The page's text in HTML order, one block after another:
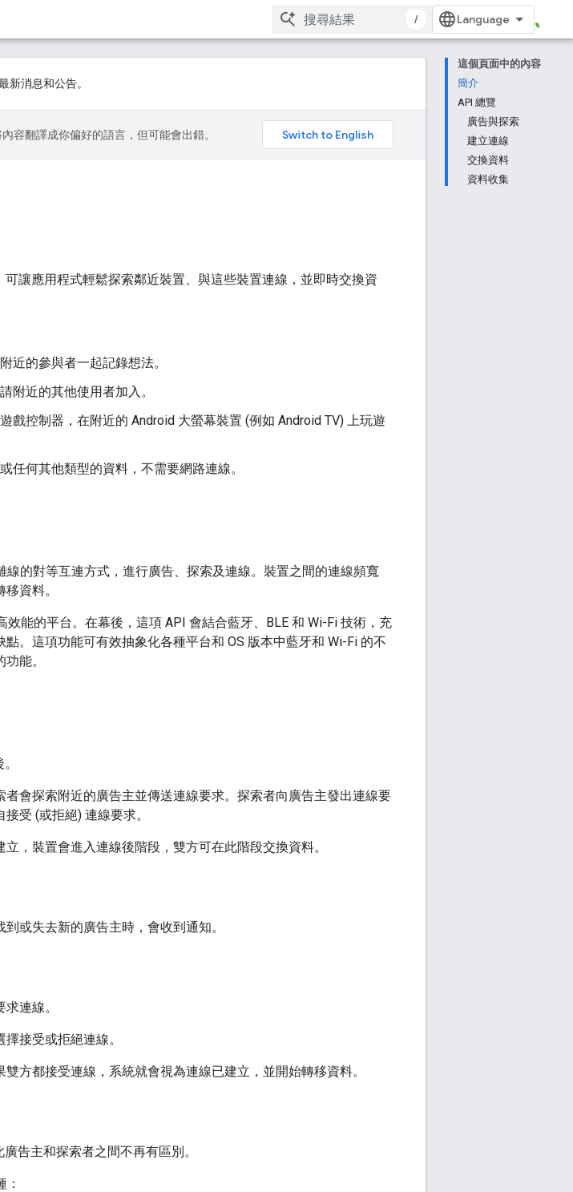
/
這個頁面中的內容
簡介
API 總覽
廣告與探索
建立連線
交換資料
資料收集
新消息和公告。
容翻譯成你偏好的語言，但可能會出錯。
讓應用程式輕鬆探索鄰近裝置、與這些裝置連線，並即時交換資
近的參與者一起記錄想法。
附近的其他使用者加入。
戲控制器，在附近的 Android 大螢幕裝置 (例如 Android TV) 上玩遊
任何其他類型的資料，不需要網路連線。
線的對等互連方式，進行廣告、探索及連線。裝置之間的連線頻寬
資料。
能的平台。在幕後，這項 API 會結合藍牙、BLE 和 Wi-Fi 技術，充
。這項功能可有效抽象化各種平台和 OS 版本中藍牙和 Wi-Fi 的不
能。
會探索附近的廣告主並傳送連線要求。探索者向廣告主發出連線要
受 (或拒絕) 連線要求。
，裝置會進入連線後階段，雙方可在此階段交換資料。
或失去新的廣告主時，會收到通知。
連線。
接受或拒絕連線。
方都接受連線，系統就會視為連線已建立，並開始轉移資料。
告主和探索者之間不再有區別。